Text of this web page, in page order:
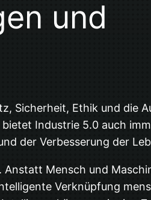
und
Sicherheit, Ethik und die
Industrie 5.0 auch
der Verbesserung der
Mensch und
Verknüpfung